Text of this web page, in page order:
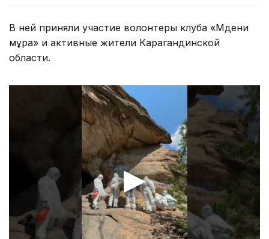
В ней приняли участие волонтеры клуба «Мәдени
мұра» и активные жители Карагандинской
области.